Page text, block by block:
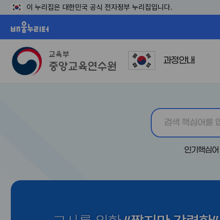
이 누리집은 대한민국 공식 전자정부 누리집입니다.
과정안내
인기핵심어